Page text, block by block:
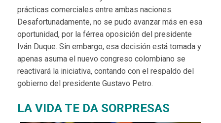
prácticas comerciales entre ambas naciones.
Desafortunadamente, no se pudo avanzar más en esa
oportunidad, por la férrea oposición del presidente
Iván Duque. Sin embargo, esa decisión está tomada y
apenas asuma el nuevo congreso colombiano se
reactivará la iniciativa, contando con el respaldo del
gobierno del presidente Gustavo Petro.
LA VIDA TE DA SORPRESAS